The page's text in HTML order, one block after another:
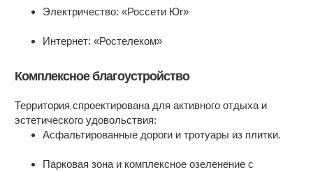
Рядом вся инфраструктура центра
Центральный рынок. Квартира без
собственник. торг уместен.
Электричество: «Россети Юг»
Интернет: «Ростелеком»
Комплексное благоустройство
Территория спроектирована для активного отдыха и
эстетического удовольствия:
Асфальтированные дороги и тротуары из плитки.
Парковая зона и комплексное озеленение с